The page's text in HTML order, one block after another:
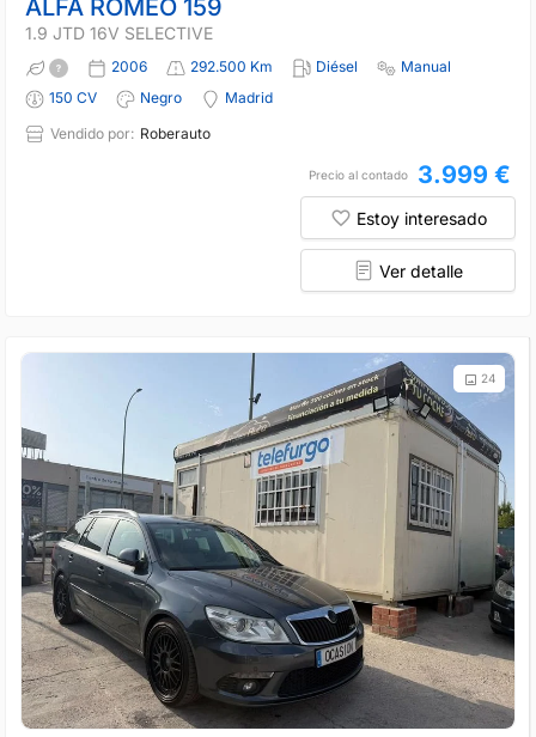
ALFA ROMEO 159
1.9 JTD 16V SELECTIVE
2006 292.500 Km Diésel
Manual
150 CV
Negro
Madrid
Vendido por: Roberauto
Precio al contado 3.999 €
Estoy interesado
Ver detalle
24